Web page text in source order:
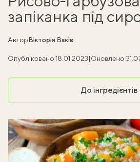
запіканка під
АвторВікторія Ваків
Опубліковано:18.01.2023|Оновлено:
До інгредієнтів